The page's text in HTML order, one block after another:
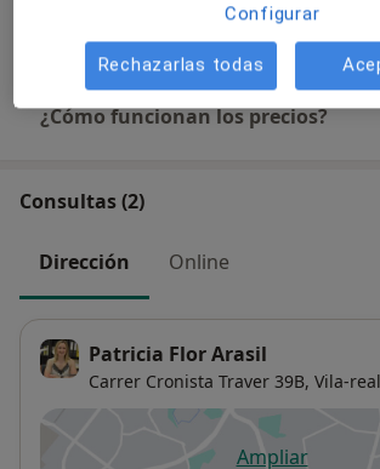
¿Cómo funcionan los precios?
Consultas (2)
Dirección Online
Patricia Flor Arasil
Carrer Cronista Traver 39B, Vila-real
Ampliar
Configurar
Rechazarlas todas